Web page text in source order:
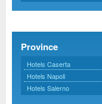
Province
Hotels Caserta
Hotels Napoli
Hotels Salerno